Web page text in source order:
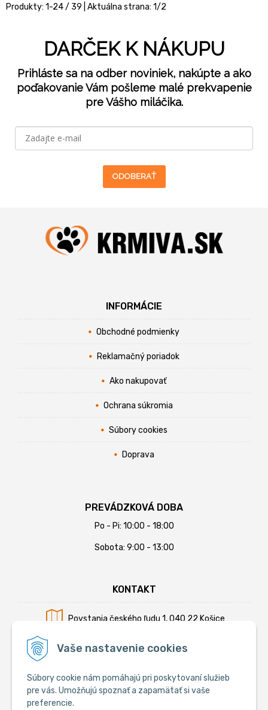
Vaše nastavenie cookies
Súbory cookie nám pomáhajú pri poskytovaní služieb
pre vás. Umožňujú spoznať a zapamätať si vaše
preferencie.
Produkty: 1-24/ 39 | Aktuálna strana: 1/2
DARČEK K NÁKUPU
Prihláste sa na odber noviniek, nakúpte a ako
poďakovanie Vám pošleme malé prekvapenie
pre Vášho miláčika.
ODOBERAŤ
INFORMÁCIE
Obchodné podmienky
Reklamačný poriadok
Ako nakupovať
Ochrana súkromia
Súbory cookies
Doprava
PREVÁDZKOVÁ DOBA
Po - Pi: 10:00 - 18:00
Sobota: 9:00 - 13:00
KONTAKT
Povstania českého ľudu 1, 040 22 Košice
Mobil:+421 902 794 355
E-mail:info@krmiva.sk